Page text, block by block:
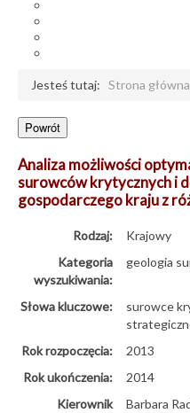
Jesteś tutaj: Strona
Analiza możliwości
surowców krytycznych i
gospodarczego kraju z
Rodzaj:
Krajowy
Kategoria
wyszukiwania:
geologia
Słowa kluczowe:
surowce
Rok rozpoczęcia:
2013
Rok ukończenia:
2014
Kierownik
Barbara